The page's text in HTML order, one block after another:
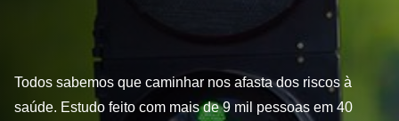
Todos sabemos que caminhar nos afasta dos riscos à
saúde. Estudo feito com mais de 9 mil pessoas em 40